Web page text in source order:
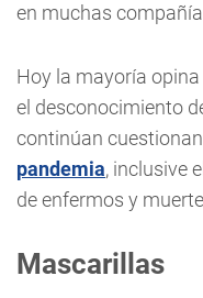
en muchas
Hoy la mayoría
el desconocimiento
continúan
pandemia, inclusive
de enfermos y
Mascarillas